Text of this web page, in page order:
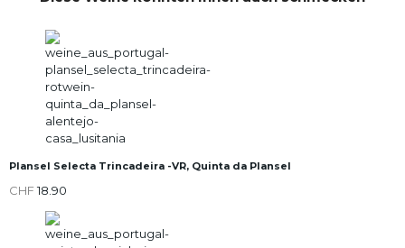
Plansel Selecta Trincadeira -VR, Quinta da Plansel
CHF18.90